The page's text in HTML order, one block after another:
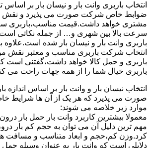
انتخاب باربری وانت بار و نیسان بار بر اساس
ضوابط خاص شرکت صورت می پذیرد و نقش
مشتری خواهد داشت.قیمت مناسب،باربری
سرعت بالا بین شهری و… از جمله نکاتی
باربری وانت بار و نیسان بار شده است.علاوه
انتخاب شرکت باربری مناسب و معتبر نقش
باربری و حمل کالا خواهد داشت،گفتنی است
باربری خیال شما را از همه جهات راحت می
انتخاب نیسان بار و وانت بار بر اساس اندازه
صورت می پذیرد که هر یک از آن ها شرایط
موارد زیر خلاصه می شوند:
معمولا بیشترین کاربرد وانت بار حمل بار
مهم ترین دلیل آن می توان به حجم کم بار
کرد.وزن کم،حجم و ابعاد متناسب و مسافت
دلایلی است که وانت بار به عنوان وسیله حمل